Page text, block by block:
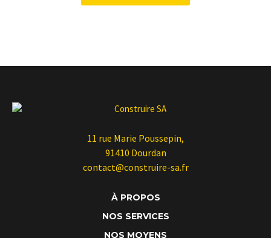
11 rue Marie Poussepin,
91410 Dourdan
contact@construire-sa.fr
À PROPOS
NOS SERVICES
NOS MOYENS